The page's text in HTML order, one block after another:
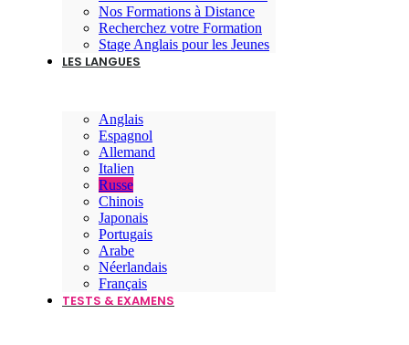
Nos Formations à Distance
Recherchez votre Formation
Stage Anglais pour les Jeunes
LES LANGUES
Anglais
Espagnol
Allemand
Italien
Russe
Chinois
Japonais
Portugais
Arabe
Néerlandais
Français
TESTS & EXAMENS